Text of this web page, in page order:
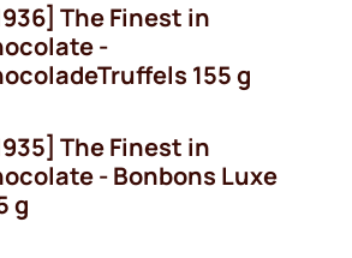
The Finest in
-
155 g
The Finest in
- Bonbons Luxe
g